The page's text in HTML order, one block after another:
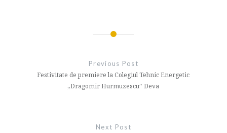
articole
Previous Post
Festivitate de premiere la Colegiul Tehnic Energetic
„Dragomir Hurmuzescu” Deva
Next Post